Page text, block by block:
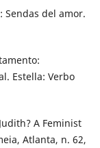
Sendas del amor.
Estella: Verbo
A Feminist
Atlanta, n. 62,